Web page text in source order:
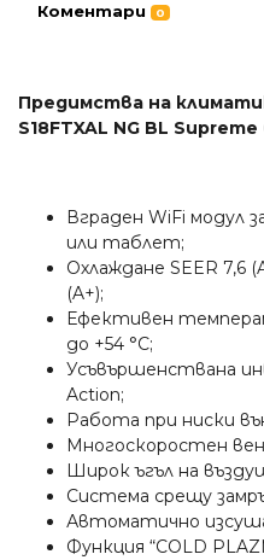
Коментари 0
Предимства на
S18FTXAL NG BL
Вграден WiFi модул
или таблет;
Охлаждане SEER 7,6
(A+);
Ефективен
до +54 °C;
Усъвършенствана
Action;
Работа при ниски
Многоскоростен
Широк ъгъл на
Система срещу
Автоматично
Функция “COLD